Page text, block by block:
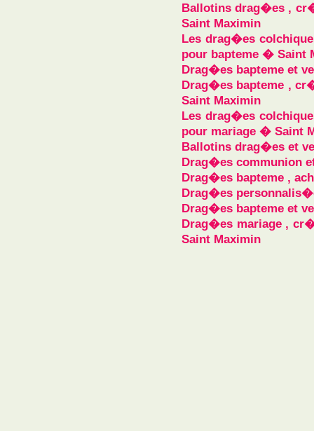
Ballotins drag�es ,
Saint Maximin
Les drag�es
pour bapteme � Saint
Drag�es bapteme et
Drag�es bapteme ,
Saint Maximin
Les drag�es
pour mariage � Saint
Ballotins drag�es et
Drag�es communion
Drag�es bapteme ,
Drag�es
Drag�es bapteme et
Drag�es mariage ,
Saint Maximin